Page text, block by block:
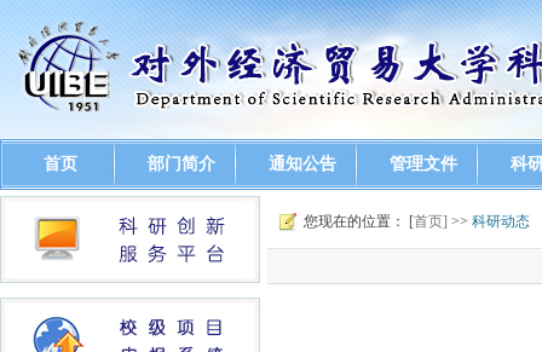
首页 部门简介 通知公告 管理文件 科
您现在的位置： [首页] >> 科研动态